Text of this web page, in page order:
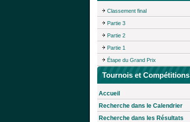
Classement final
Partie 3
Partie 2
Partie 1
Étape du Grand Prix
Tournois et Compétitions
Accueil
Recherche dans le Calendrier
Recherche dans les Résultats